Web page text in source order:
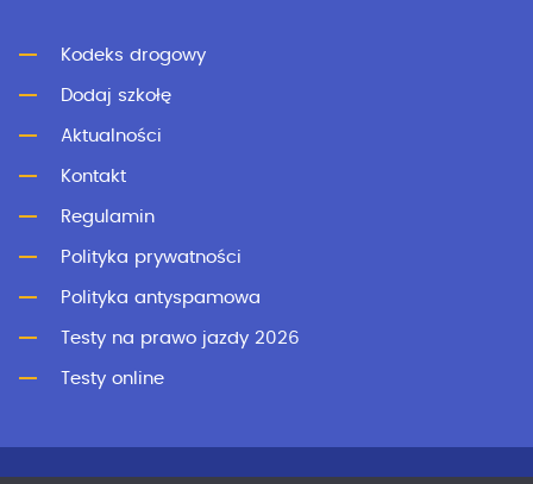
Kodeks drogowy
Dodaj szkołę
Aktualności
Kontakt
Regulamin
Polityka prywatności
Polityka antyspamowa
Testy na prawo jazdy 2026
Testy online